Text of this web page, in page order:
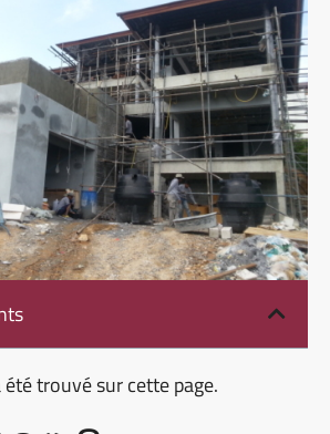
trouvé sur cette page.